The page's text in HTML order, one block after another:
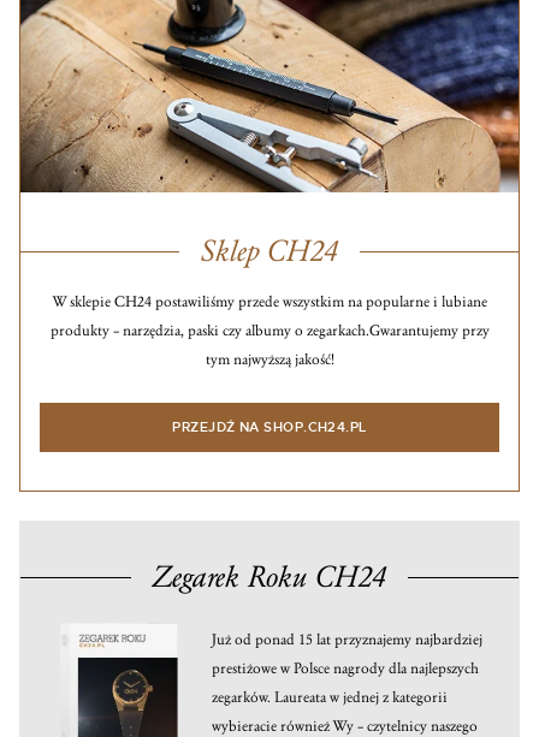
Sklep CH24
W sklepie CH24 postawiliśmy przede wszystkim na popularne i lubiane
produkty – narzędzia, paski czy albumy o zegarkach.Gwarantujemy przy
tym najwyższą jakość!
PRZEJDŹ NA SHOP.CH24.PL
Zegarek Roku CH24
Już od ponad 15 lat przyznajemy najbardziej
prestiżowe w Polsce nagrody dla najlepszych
zegarków. Laureata w jednej z kategorii
wybieracie również Wy – czytelnicy naszego